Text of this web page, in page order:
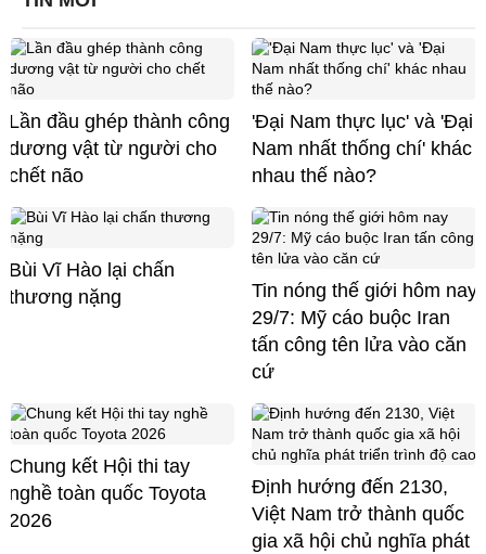
Lần đầu ghép thành công
dương vật từ người cho
chết não
'Đại Nam thực lục' và 'Đại
Nam nhất thống chí' khác
nhau thế nào?
Bùi Vĩ Hào lại chấn
thương nặng
Tin nóng thế giới hôm nay
29/7: Mỹ cáo buộc Iran
tấn công tên lửa vào căn
cứ
Chung kết Hội thi tay
nghề toàn quốc Toyota
2026
Định hướng đến 2130,
Việt Nam trở thành quốc
gia xã hội chủ nghĩa phát